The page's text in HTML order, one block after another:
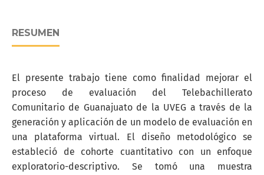
RESUMEN
El presente trabajo tiene como finalidad mejorar el
proceso de evaluación del Telebachillerato
Comunitario de Guanajuato de la UVEG a través de la
generación y aplicación de un modelo de evaluación en
una plataforma virtual. El diseño metodológico se
estableció de cohorte cuantitativo con un enfoque
exploratorio-descriptivo. Se tomó una muestra